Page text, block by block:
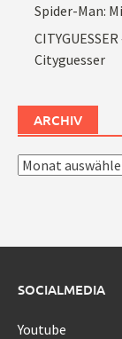
Spider-Man:
Cityguesser
ARCHIV
Archiv
SOCIALMEDIA
Youtube